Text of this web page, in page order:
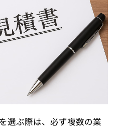
選ぶ際は、必ず複数の業